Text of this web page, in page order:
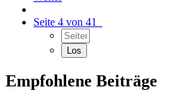
Seite 4 von 41
Empfohlene Beiträge